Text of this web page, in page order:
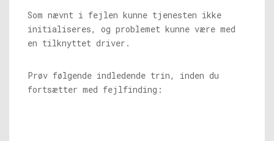
Som nævnt i fejlen kunne tjenesten ikke
initialiseres, og problemet kunne være med
en tilknyttet driver.
Prøv følgende indledende trin, inden du
fortsætter med fejlfinding: